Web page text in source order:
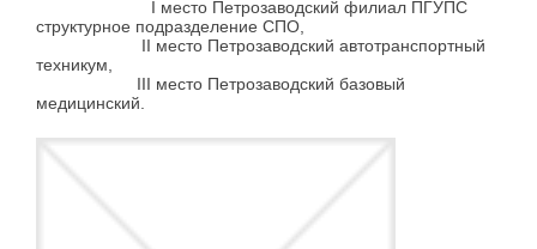
I место Петрозаводский филиал ПГУПС
структурное подразделение СПО,
II место Петрозаводский автотранспортный
техникум,
III место Петрозаводский базовый
медицинский.